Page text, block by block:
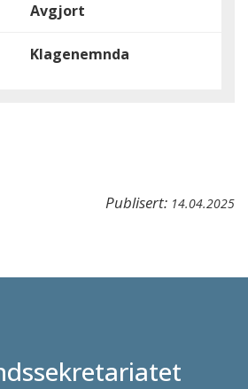
Avgjort
Klagenemnda
Publisert: 14.04.2025